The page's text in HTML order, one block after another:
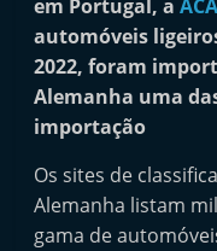
n
t
e
A
f
em Portugal, a
automóveis
2022, foram
Alemanha uma
importação
Os sites de
Alemanha listam
gama de